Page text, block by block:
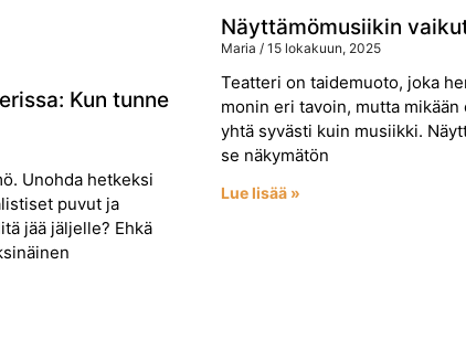
Kun tunne
Unohda hetkeksi
puvut ja
jää jäljelle? Ehkä
Näyttämömusiikin
Maria 15 lokakuun, 2025
Teatteri on taidemuoto, joka
monin eri tavoin, mutta
yhtä syvästi kuin musiikki.
se näkymätön
Lue lisää »